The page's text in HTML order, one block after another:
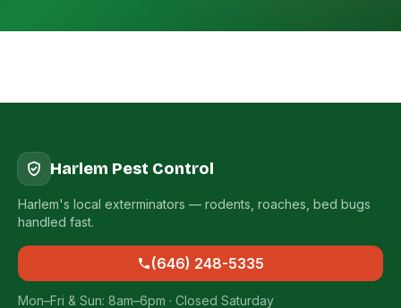
Harlem Pest Control
Harlem's local exterminators — rodents, roaches, bed bugs
handled fast.
(646) 248-5335
Mon–Fri & Sun: 8am–6pm · Closed Saturday